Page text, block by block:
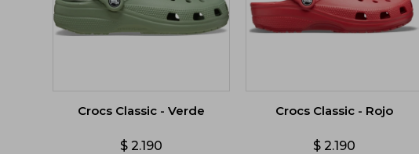
Crocs Classic - Verde
$ 2.190
Crocs Classic - Rojo
$ 2.190